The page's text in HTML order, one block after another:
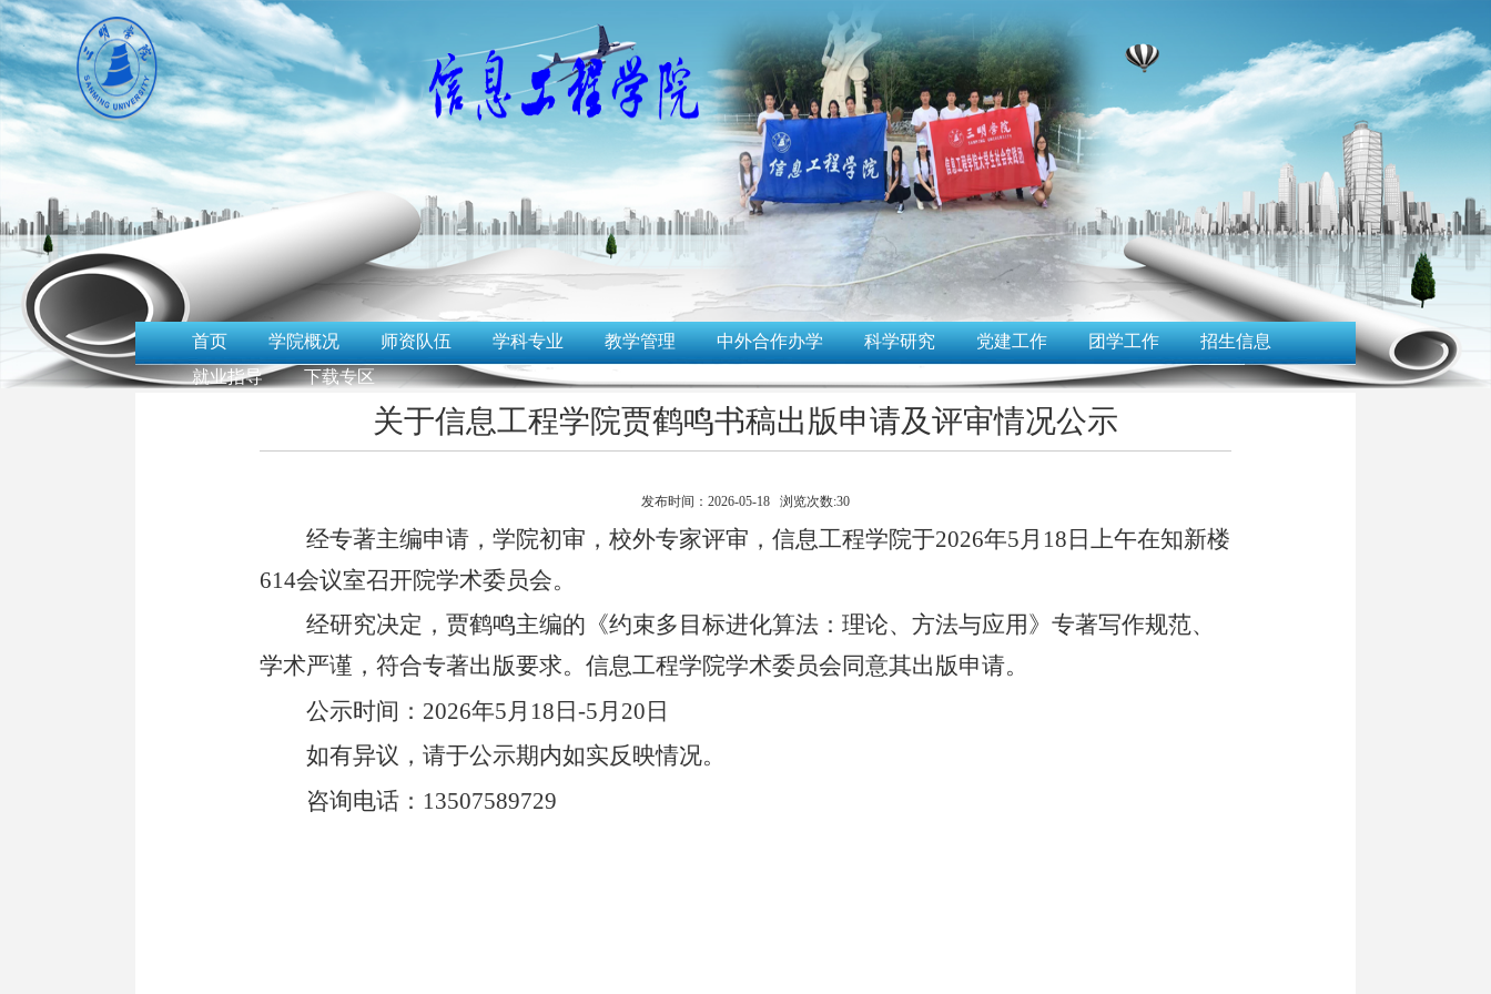
首页 学院概况 师资队伍 学科专业 教学管理 中外合作办学 科学研究 党建工作 团学工作
招生信息
就业指导
下载专区
关于信息工程学院贾鹤鸣书稿出版申请及评审情况公示
发布时间：2026-05-18 浏览次数:30
经专著主编申请，学院初审，校外专家评审，信息工程学院于2026年5月18日上午在知新楼
614会议室召开院学术委员会。
经研究决定，贾鹤鸣主编的《约束多目标进化算法：理论、方法与应用》专著写作规范、
学术严谨，符合专著出版要求。信息工程学院学术委员会同意其出版申请。
公示时间： 2026年5月18日-5月20日
如有异议，请于公示期内如实反映情况。
咨询电话： 13507589729